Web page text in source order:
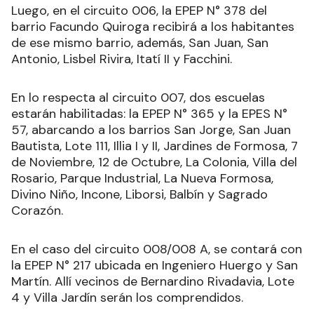
Luego, en el circuito 006, la EPEP N° 378 del
barrio Facundo Quiroga recibirá a los habitantes
de ese mismo barrio, además, San Juan, San
Antonio, Lisbel Rivira, Itatí II y Facchini.
En lo respecta al circuito 007, dos escuelas
estarán habilitadas: la EPEP N° 365 y la EPES N°
57, abarcando a los barrios San Jorge, San Juan
Bautista, Lote 111, Illia I y II, Jardines de Formosa, 7
de Noviembre, 12 de Octubre, La Colonia, Villa del
Rosario, Parque Industrial, La Nueva Formosa,
Divino Niño, Incone, Liborsi, Balbín y Sagrado
Corazón.
En el caso del circuito 008/008 A, se contará con
la EPEP N° 217 ubicada en Ingeniero Huergo y San
Martín. Allí vecinos de Bernardino Rivadavia, Lote
4 y Villa Jardín serán los comprendidos.